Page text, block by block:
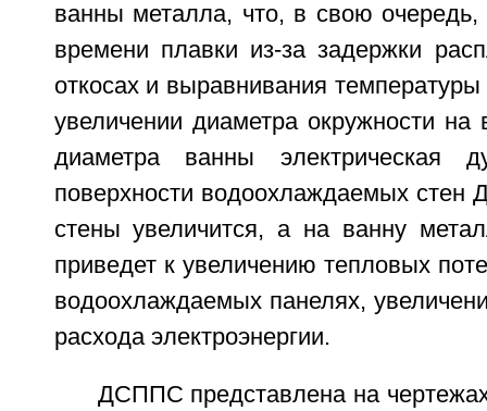
ванны металла, что, в свою очередь,
времени плавки из-за задержки
откосах и выравнивания
увеличении диаметра окружности на
диаметра ванны электрическая
поверхности водоохлаждаемых стен
стены увеличится, а на ванну
приведет к увеличению тепловых
водоохлаждаемых панелях,
расхода электроэнергии.
ДСППС представлена на